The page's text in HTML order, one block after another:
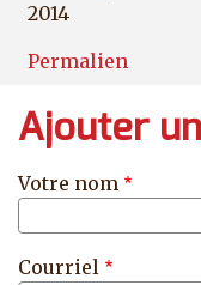
2014
Permalien
Ajouter
Votre nom
Courriel